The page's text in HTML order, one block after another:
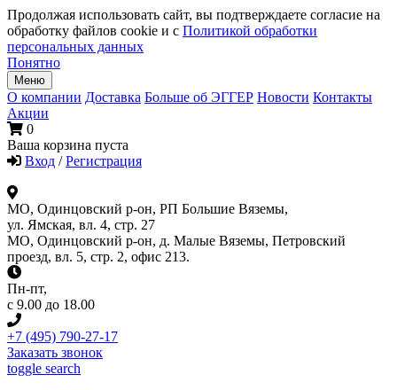
Продолжая использовать сайт, вы подтверждаете согласие на
обработку файлов cookie и с Политикой обработки
персональных данных
Понятно
Меню
О компании Доставка Больше об ЭГГЕР Новости Контакты
Акции
0
Ваша корзина пуста
Вход / Регистрация
МО, Одинцовский р-он, РП Большие Вяземы,
ул. Ямская, вл. 4, стр. 27
МО, Одинцовский р-он, д. Малые Вяземы, Петровский
проезд, вл. 5, стр. 2, офис 213.
Пн-пт,
с 9.00 до 18.00
+7 (495) 790-27-17
Заказать звонок
toggle search